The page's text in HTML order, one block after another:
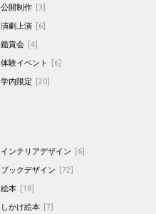
公開制作 [3]
演劇上演 [6]
鑑賞会 [4]
体験イベント [6]
学内限定 [20]
インテリアデザイン [6]
ブックデザイン [72]
絵本 [18]
しかけ絵本 [7]